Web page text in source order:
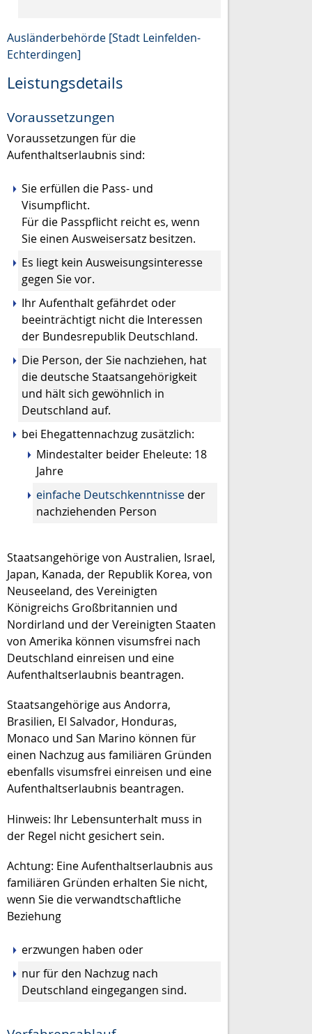
Ausländerbehörde [Stadt Leinfelden-
Echterdingen]
Leistungsdetails
Voraussetzungen
Voraussetzungen für die
Aufenthaltserlaubnis sind:
Sie erfüllen die Pass- und
Visumpflicht.
Für die Passpflicht reicht es, wenn
Sie einen Ausweisersatz besitzen.
Es liegt kein Ausweisungsinteresse
gegen Sie vor.
Ihr Aufenthalt gefährdet oder
beeinträchtigt nicht die Interessen
der Bundesrepublik Deutschland.
Die Person, der Sie nachziehen, hat
die deutsche Staatsangehörigkeit
und hält sich gewöhnlich in
Deutschland auf.
bei Ehegattennachzug zusätzlich:
Mindestalter beider Eheleute: 18
Jahre
einfache Deutschkenntnisse der
nachziehenden Person
Staatsangehörige von Australien, Israel,
Japan, Kanada, der Republik Korea, von
Neuseeland, des Vereinigten
Königreichs Großbritannien und
Nordirland und der Vereinigten Staaten
von Amerika können visumsfrei nach
Deutschland einreisen und eine
Aufenthaltserlaubnis beantragen.
Staatsangehörige aus Andorra,
Brasilien, El Salvador, Honduras,
Monaco und San Marino können für
einen Nachzug aus familiären Gründen
ebenfalls visumsfrei einreisen und eine
Aufenthaltserlaubnis beantragen.
Hinweis: Ihr Lebensunterhalt muss in
der Regel nicht gesichert sein.
Achtung: Eine Aufenthaltserlaubnis aus
familiären Gründen erhalten Sie nicht,
wenn Sie die verwandtschaftliche
Beziehung
erzwungen haben oder
nur für den Nachzug nach
Deutschland eingegangen sind.